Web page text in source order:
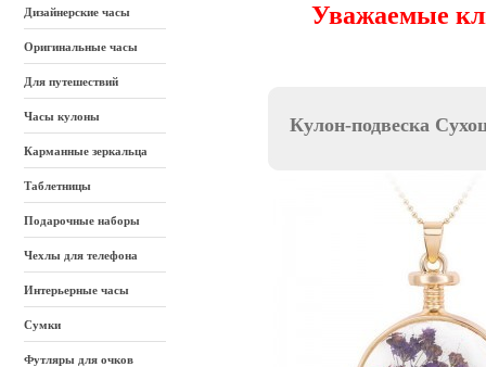
Дизайнерские часы
Оригинальные часы
Для путешествий
Часы кулоны
Карманные зеркальца
Таблетницы
Подарочные наборы
Чехлы для телефона
Интерьерные часы
Сумки
Футляры для очков
Уважаемые
Кулон-подвеска